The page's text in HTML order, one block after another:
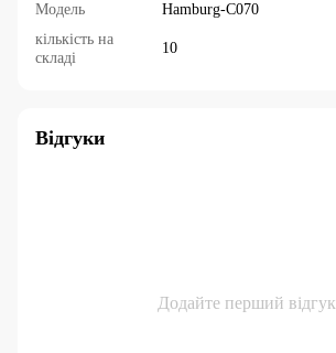
Модель
Hamburg-C070
кількість на
складі
10
Відгуки
Додайте перший відгук